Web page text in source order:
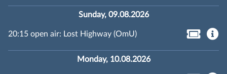
Sunday, 09.08.2026
20:15 open air: Lost Highway (OmU)
Monday, 10.08.2026